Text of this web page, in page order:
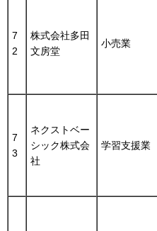
7
2
株式会社多田
文房堂
小売業
7
3
ネクストベー
シック株式会
社
学習支援業